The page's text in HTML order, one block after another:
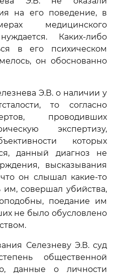
на его поведение, в
медицинского
Каких-либо
в его психическом
он обоснованно
Э.В. о наличии у
то согласно
проводивших
экспертизу,
которых
данный диагноз не
высказывания
он слышал какие-то
им, совершал убийства,
поедание им
не было обусловлено
Селезневу Э.В. суд
общественной
данные о личности